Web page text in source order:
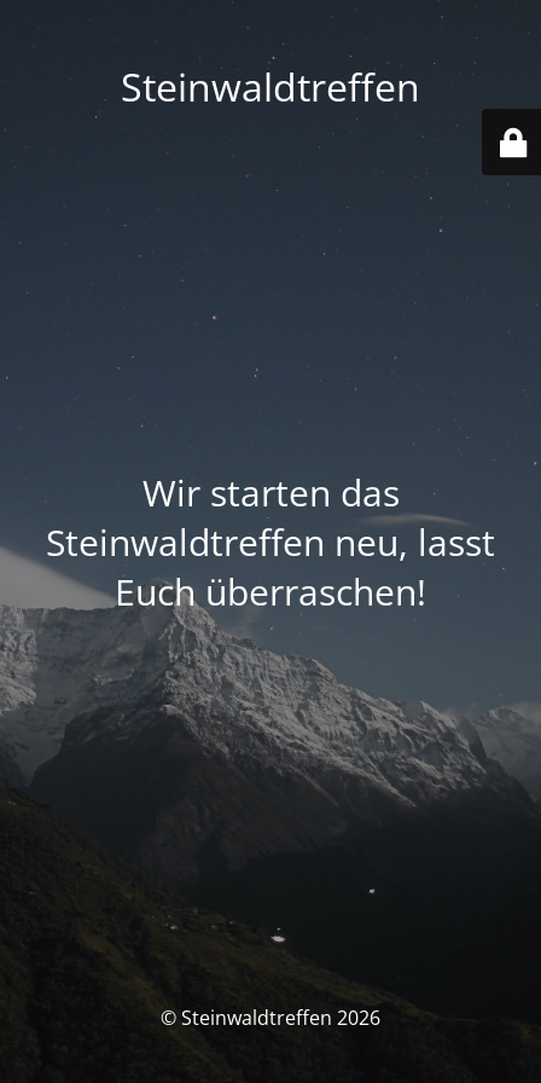
Steinwaldtreffen
Wir starten das
Steinwaldtreffen neu, lasst
Euch überraschen!
© Steinwaldtreffen 2026